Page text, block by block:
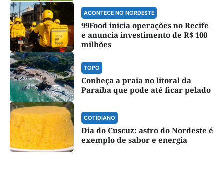
ACONTECE NO NORDESTE
99Food inicia operações no Recife
e anuncia investimento de R$ 100
milhões
TOPO
Conheça a praia no litoral da
Paraíba que pode até ficar pelado
COTIDIANO
Dia do Cuscuz: astro do Nordeste é
exemplo de sabor e energia